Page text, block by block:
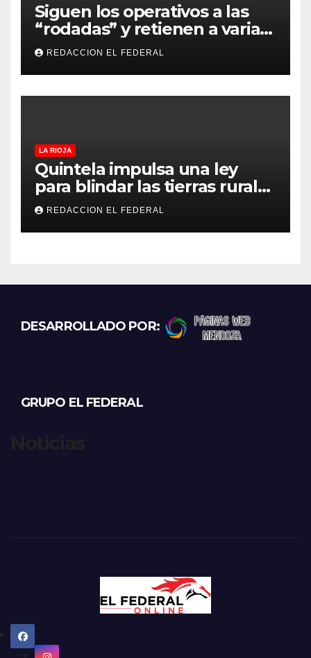
Siguen los operativos a las
“rodadas” y retienen a varias
motocicletas
REDACCION EL FEDERAL
LA RIOJA
Quintela impulsa una ley
para blindar las tierras rurales
de La Rioja: cuáles son los
principales puntos
REDACCION EL FEDERAL
DESARROLLADO POR:
GRUPO EL FEDERAL